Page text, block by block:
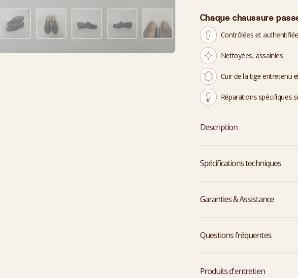
Chaque chaussure
Contrôlées et
Nettoyées, assainies
Cuir de la tige entretenu
Réparations spécifiques
Description
Spécifications techniques
Garanties & Assistance
Questions fréquentes
Produits d'entretien